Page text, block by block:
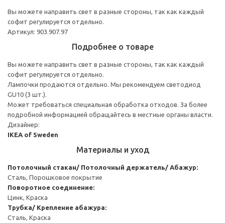
Вы можете направить свет в разные стороны, так как каждый
софит регулируется отдельно.
Артикул: 903.907.97
Подробнее о товаре
Вы можете направить свет в разные стороны, так как каждый
софит регулируется отдельно.
Лампочки продаются отдельно. Мы рекомендуем светодиод
GU10 (3 шт.).
Может требоваться специальная обработка отходов. За более
подробной информацией обращайтесь в местные органы власти.
Дизайнер:
IKEA of Sweden
Материалы и уход
Потолочный стакан/ Потолочный держатель/ Абажур:
Сталь, Порошковое покрытие
Поворотное соединение:
Цинк, Краска
Трубка/ Крепление абажура:
Сталь, Краска